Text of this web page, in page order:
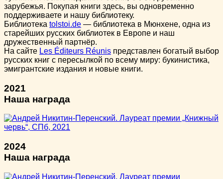
зарубежья. Покупая книги здесь, вы одновременно
поддерживаете и нашу библиотеку.
Библиотека tolstoi.de — библиотека в Мюнхене, одна из
старейших русских библиотек в Европе и наш
дружественный партнёр.
На сайте Les Éditeurs Réunis представлен богатый выбор
русских книг с пересылкой по всему миру: букинистика,
эмигрантские издания и новые книги.
2021
Наша награда
2024
Наша награда